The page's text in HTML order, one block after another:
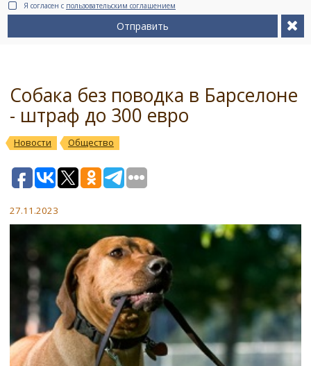
Сервис на немецком
Я согласен с пользовательским соглашением
Отправить
Собака без поводка в Барселоне
- штраф до 300 евро
Новости Общество
27.11.2023